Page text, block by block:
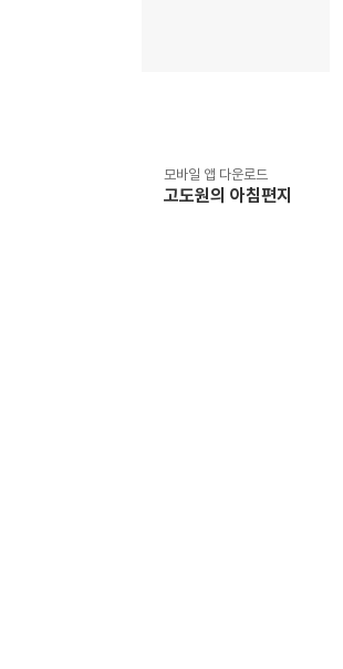
모바일 앱 다운로드
고도원의 아침편지